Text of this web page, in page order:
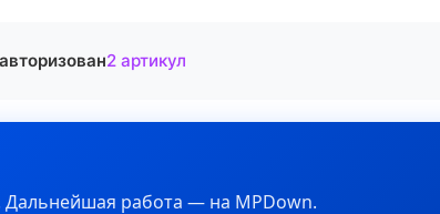
2 артикул
работа — на MPDown.